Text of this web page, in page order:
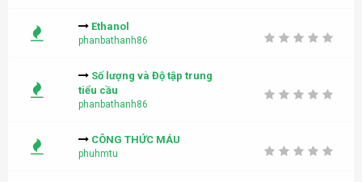
Ethanol
phanbathanh86
Số lượng và Độ tập trung
tiểu cầu
phanbathanh86
CÔNG THỨC MÁU
phuhmtu